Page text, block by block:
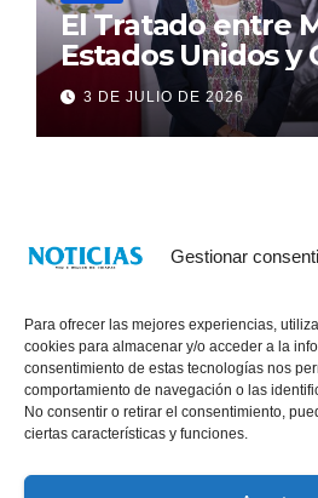
Gestionar
Para ofrecer las mejores experiencias,
cookies para almacenar y/o acceder a la
consentimiento de estas tecnologías nos
comportamiento de navegación o las
No consentir o retirar el consentimiento,
ciertas características y funciones.
El Tratado entre
Estados Unidos y
MEC) se
2036: Presidenta
Sheinbaum
3 DE JULIO DE 2026
® Derechos Reservados 2026|